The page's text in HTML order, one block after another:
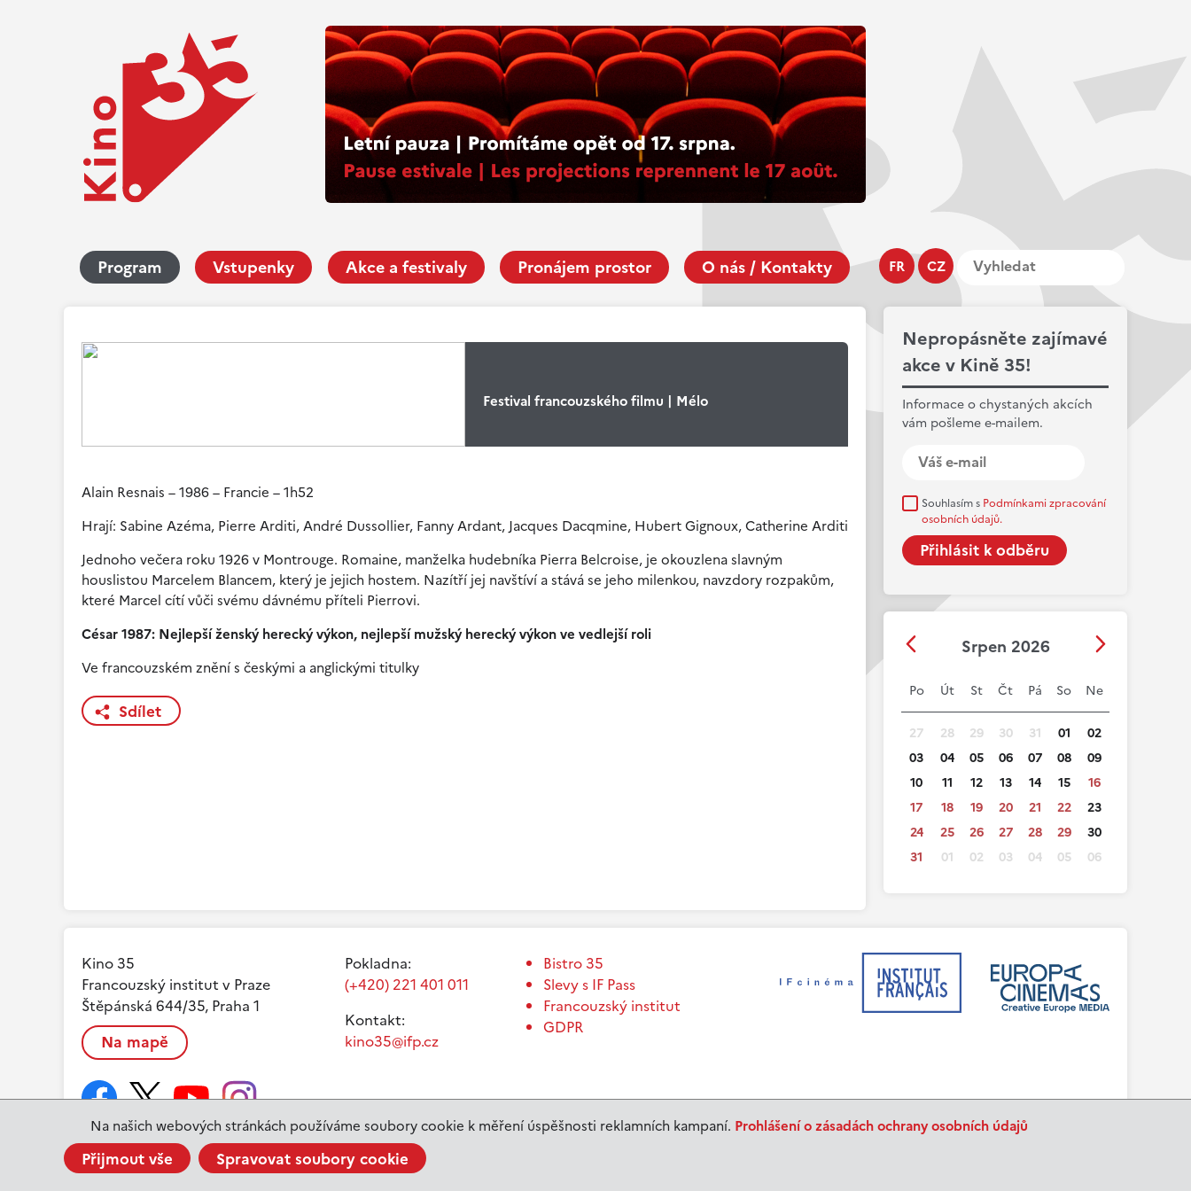
Na našich webových stránkách používáme soubory cookie k měření úspěšnosti reklamních kampaní. Prohlášení o zásadách ochrany osobních údajů
Přijmout vše Spravovat soubory cookie
FR CZ
Program Vstupenky Akce a festivaly Pronájem prostor O nás / Kontakty
Nepropásněte zajímavé
akce v Kině 35!
Informace o chystaných akcích
vám pošleme e-mailem.
Souhlasím s Podmínkami zpracování
osobních údajů.
Srpen 2026
Po Út St Čt Pá So Ne
27 28 29 30 31 01
02
03
04 05 06 07 08
09
10
11 12 13 14 15
16
17
18 19 20 21 22
23
24
25 26 27 28 29
30
31
01 02 03 04 05 06
Festival francouzského filmu | Mélo
Alain Resnais – 1986 – Francie – 1h52
Hrají: Sabine Azéma, Pierre Arditi, André Dussollier, Fanny Ardant, Jacques Dacqmine, Hubert Gignoux, Catherine Arditi
Jednoho večera roku 1926 v Montrouge. Romaine, manželka hudebníka Pierra Belcroise, je okouzlena slavným
houslistou Marcelem Blancem, který je jejich hostem. Nazítří jej navštíví a stává se jeho milenkou, navzdory rozpakům,
které Marcel cítí vůči svému dávnému příteli Pierrovi.
César 1987: Nejlepší ženský herecký výkon, nejlepší mužský herecký výkon ve vedlejší roli
Ve francouzském znění s českými a anglickými titulky
Sdílet
Kino 35
Francouzský institut v Praze
Štěpánská 644/35, Praha 1
Na mapě
Pokladna:
(+420) 221 401 011
Kontakt:
kino35@ifp.cz
Bistro 35
Slevy s IF Pass
Francouzský institut
GDPR
© 2023 Institut français de Prague |www.ifp.cz